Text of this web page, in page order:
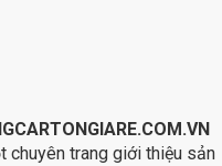
chuyên trang giới thiệu sản